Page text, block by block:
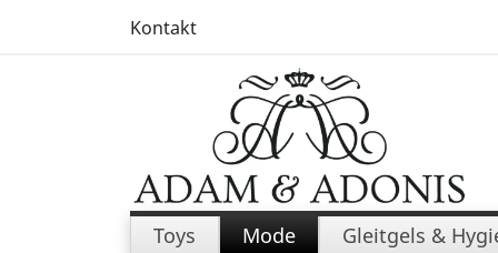
Kontakt
Toys Mode Gleitgels &